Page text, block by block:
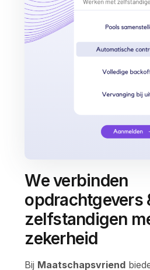
We verbinden
opdrachtgevers
zelfstandigen
zekerheid
Bij Maatschapsvriend